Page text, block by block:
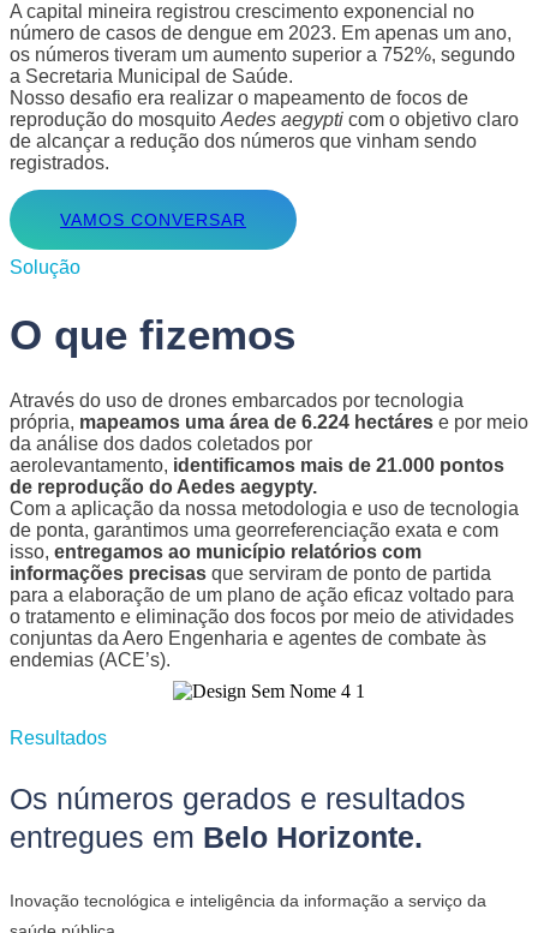
A capital mineira registrou crescimento exponencial no
número de casos de dengue em 2023. Em apenas um ano,
os números tiveram um aumento superior a 752%, segundo
a Secretaria Municipal de Saúde.
Nosso desafio era realizar o mapeamento de focos de
reprodução do mosquito Aedes aegypti com o objetivo claro
de alcançar a redução dos números que vinham sendo
registrados.
VAMOS CONVERSAR
Solução
O que fizemos
Através do uso de drones embarcados por tecnologia
própria, mapeamos uma área de 6.224 hectáres e por meio
da análise dos dados coletados por
aerolevantamento, identificamos mais de 21.000 pontos
de reprodução do Aedes aegypty.
Com a aplicação da nossa metodologia e uso de tecnologia
de ponta, garantimos uma georreferenciação exata e com
isso, entregamos ao município relatórios com
informações precisas que serviram de ponto de partida
para a elaboração de um plano de ação eficaz voltado para
o tratamento e eliminação dos focos por meio de atividades
conjuntas da Aero Engenharia e agentes de combate às
endemias (ACE’s).
Resultados
Os números gerados e resultados
entregues em Belo Horizonte.
Inovação tecnológica e inteligência da informação a serviço da